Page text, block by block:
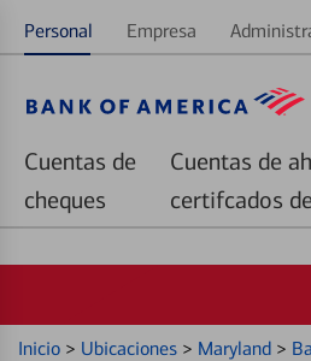
Personal Empresa
Cuentas de
cheques
Cuentas de
certifcados
Inicio > Ubicaciones > Maryland >